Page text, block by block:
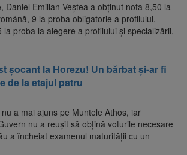
Daniel Emilian Veștea a obținut nota 8,50 la
9 la proba obligatorie a profilului,
la proba la alegere a profilului și specializării,
șocant la Horezu! Un bărbat și-ar fi
de la etajul patru
a mai ajuns pe Muntele Athos, iar
nu a reușit să obțină voturile necesare
a încheiat examenul maturității cu un